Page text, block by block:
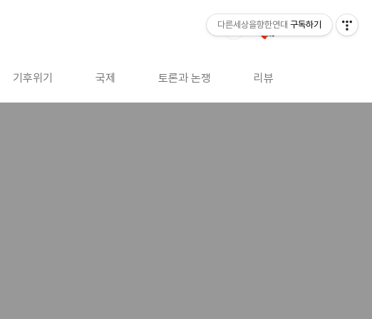
기후위기 국제 토론과 논쟁 리뷰
다른세상을향한연대 구독하기